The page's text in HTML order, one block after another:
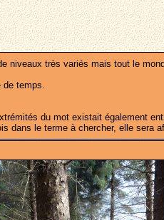
très variés mais tout le
temps.
du mot existait également
le terme à chercher, elle sera